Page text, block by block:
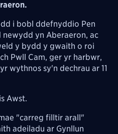
i bobl ddefnyddio Pen
yn Aberaeron, ac
y bydd y gwaith o roi
Pwll Cam, ger yr harbwr,
wythnos sy'n dechrau ar 11
Awst.
"carreg filltir arall"
adeiladu ar Gynllun